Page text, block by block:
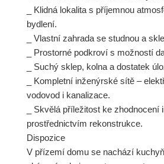
_ Klidná lokalita s příjemnou
bydlení.
_ Vlastní zahrada se studnou a
_ Prostorné podkroví s možností
_ Suchý sklep, kolna a dostatek
_ Kompletní inženýrské sítě –
vodovod i kanalizace.
_ Skvělá příležitost ke zhodnocení
prostřednictvím rekonstrukce.
Dispozice
V přízemí domu se nachází